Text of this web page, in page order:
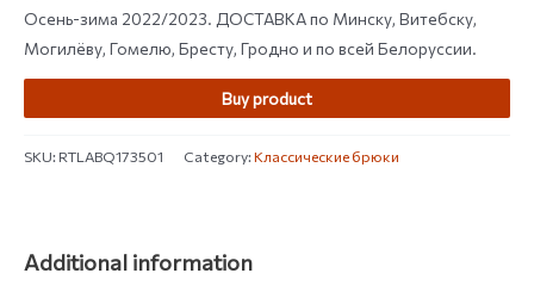
Осень-зима 2022/2023. ДОСТАВКА по Минску, Витебску,
Могилёву, Гомелю, Бресту, Гродно и по всей Белоруссии.
Buy product
SKU:RTLABQ173501 Category:Классические брюки
Additional information